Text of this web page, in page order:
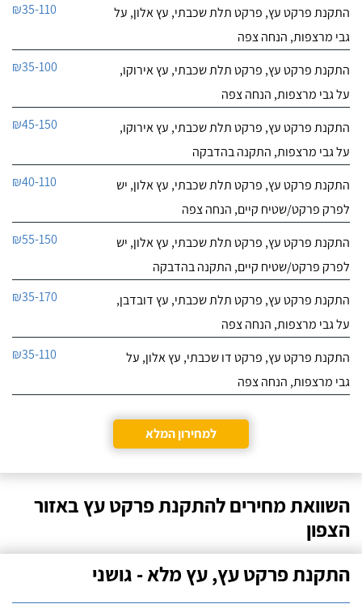
התקנת פרקט עץ, פרקט תלת שכבתי, עץ אלון, על
גבי מרצפות, הנחה צפה
₪35-110
התקנת פרקט עץ, פרקט תלת שכבתי, עץ אירוקו,
על גבי מרצפות, הנחה צפה
₪35-100
התקנת פרקט עץ, פרקט תלת שכבתי, עץ אירוקו,
על גבי מרצפות, התקנה בהדבקה
₪45-150
התקנת פרקט עץ, פרקט תלת שכבתי, עץ אלון, יש
לפרק פרקט/שטיח קיים, הנחה צפה
₪40-110
התקנת פרקט עץ, פרקט תלת שכבתי, עץ אלון, יש
לפרק פרקט/שטיח קיים, התקנה בהדבקה
₪55-150
התקנת פרקט עץ, פרקט תלת שכבתי, עץ דובדבן,
על גבי מרצפות, הנחה צפה
₪35-170
התקנת פרקט עץ, פרקט דו שכבתי, עץ אלון, על
גבי מרצפות, הנחה צפה
₪35-110
למחירון המלא
השוואת מחירים להתקנת פרקט עץ באזור
הצפון
התקנת פרקט עץ, עץ מלא - גושני